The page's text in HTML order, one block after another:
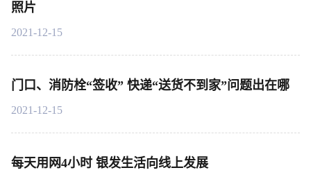
照片
2021-12-15
门口、消防栓“签收” 快递“送货不到家”问题出在哪
2021-12-15
每天用网4小时 银发生活向线上发展